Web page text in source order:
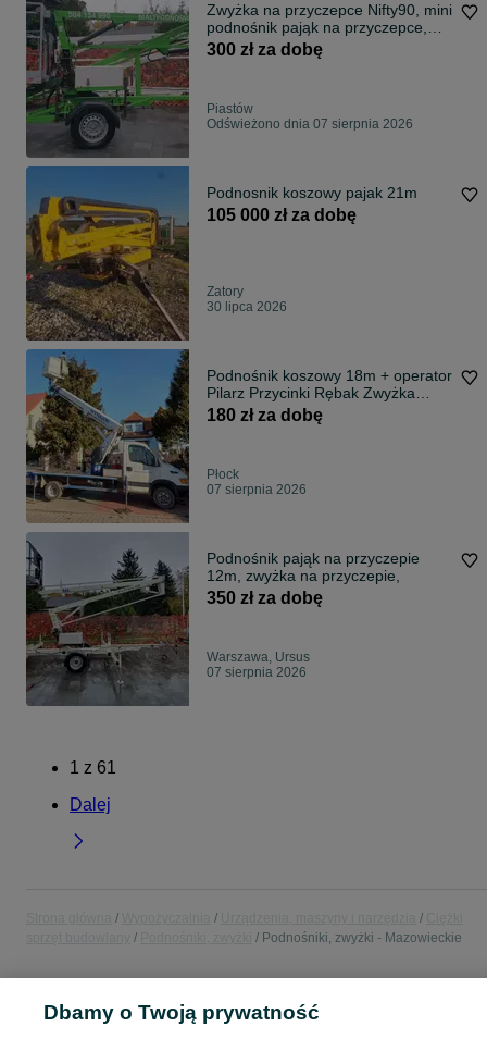
Zwyżka na przyczepce Nifty90, mini
podnośnik pająk na przyczepce,
wysi
300 zł za dobę
Piastów
Odświeżono dnia 07 sierpnia 2026
Podnosnik koszowy pajak 21m
105 000 zł za dobę
Zatory
30 lipca 2026
Podnośnik koszowy 18m + operator
Pilarz Przycinki Rębak Zwyżka
Płock
180 zł za dobę
Płock
07 sierpnia 2026
Podnośnik pająk na przyczepie
12m, zwyżka na przyczepie,
350 zł za dobę
Warszawa, Ursus
07 sierpnia 2026
1 z 61
Dalej
Podnośniki, zwyżki - Mazowieckie
Dbamy o Twoją prywatność